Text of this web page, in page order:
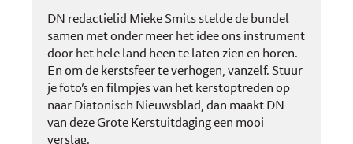
DN redactielid Mieke Smits stelde de bundel
samen met onder meer het idee ons instrument
door het hele land heen te laten zien en horen.
En om de kerstsfeer te verhogen, vanzelf. Stuur
je foto’s en filmpjes van het kerstoptreden op
naar Diatonisch Nieuwsblad, dan maakt DN
van deze Grote Kerstuitdaging een mooi
verslag.